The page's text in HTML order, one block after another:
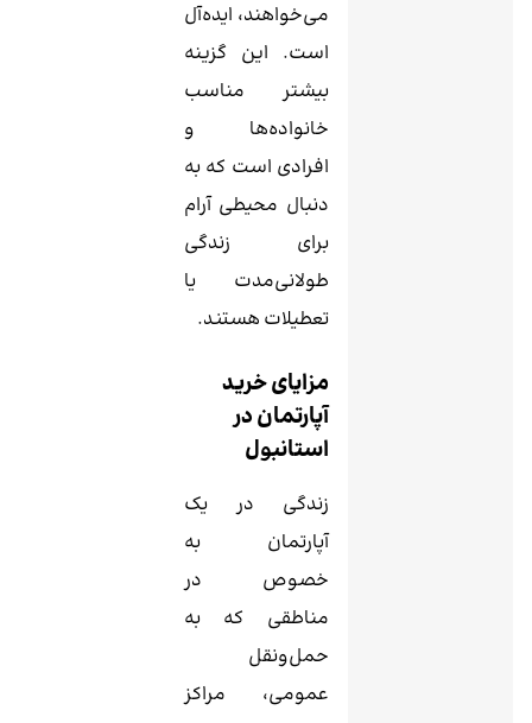
می‌خواهند، ایده‌آل
است. این گزینه
بیشتر مناسب
خانواده‌ها و
افرادی است که به
دنبال محیطی آرام
برای زندگی
طولانی‌مدت یا
تعطیلات هستند.
مزایای خرید
آپارتمان در
استانبول
زندگی در یک
آپارتمان به
خصوص در
مناطقی که به
حمل‌ونقل
عمومی، مراکز